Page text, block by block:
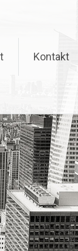
Kontakt